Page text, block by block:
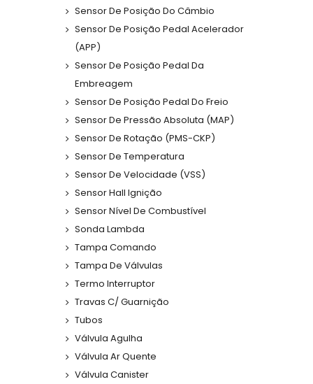
Sensor De Posição Do Câmbio
Sensor De Posição Pedal Acelerador
(APP)
Sensor De Posição Pedal Da
Embreagem
Sensor De Posição Pedal Do Freio
Sensor De Pressão Absoluta (MAP)
Sensor De Rotação (PMS-CKP)
Sensor De Temperatura
Sensor De Velocidade (VSS)
Sensor Hall Ignição
Sensor Nível De Combustível
Sonda Lambda
Tampa Comando
Tampa De Válvulas
Termo Interruptor
Travas C/ Guarnição
Tubos
Válvula Agulha
Válvula Ar Quente
Válvula Canister